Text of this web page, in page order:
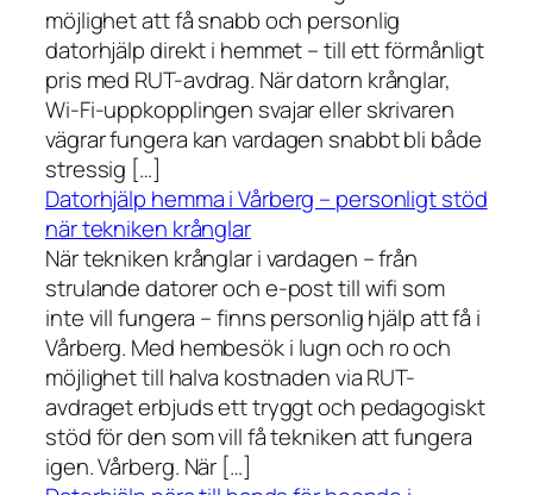
möjlighet att få snabb och personlig
datorhjälp direkt i hemmet – till ett förmånligt
pris med RUT-avdrag. När datorn krånglar,
Wi-Fi-uppkopplingen svajar eller skrivaren
vägrar fungera kan vardagen snabbt bli både
stressig […]
Datorhjälp hemma i Vårberg – personligt stöd
när tekniken krånglar
När tekniken krånglar i vardagen – från
strulande datorer och e-post till wifi som
inte vill fungera – finns personlig hjälp att få i
Vårberg. Med hembesök i lugn och ro och
möjlighet till halva kostnaden via RUT-
avdraget erbjuds ett tryggt och pedagogiskt
stöd för den som vill få tekniken att fungera
igen. Vårberg. När […]